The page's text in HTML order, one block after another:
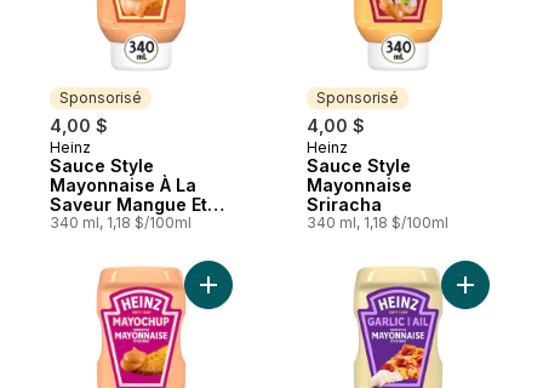
Sponsorisé
4,00 $
Sponsorisé
Heinz
Sauce Style
Mayonnaise À La
Saveur Mangue Et
Habanero
340 ml, 1,18 $/100ml
Sponsorisé
4,00 $
Sponsorisé
Heinz
Sauce Style
Mayonnaise
Sriracha
340 ml, 1,18 $/100ml
Ajouter Sauce Style MayonnaiseAjouter